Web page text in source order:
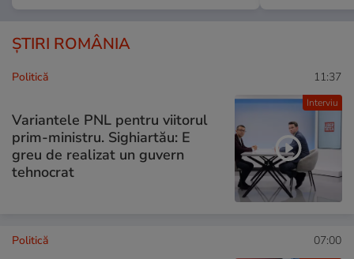
ȘTIRI ROMÂNIA
Interviu
Politică 11:37
Variantele PNL pentru viitorul
prim-ministru. Sighiartău: E
greu de realizat un guvern
tehnocrat
Politică 07:00